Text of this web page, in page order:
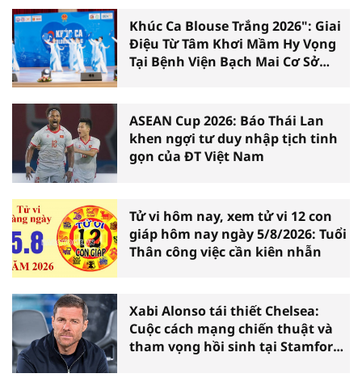
Khúc Ca Blouse Trắng 2026": Giai
Điệu Từ Tâm Khơi Mầm Hy Vọng
Tại Bệnh Viện Bạch Mai Cơ Sở
ASEAN Cup 2026: Báo Thái Lan
khen ngợi tư duy nhập tịch tinh
gọn của ĐT Việt Nam
Tử vi hôm nay, xem tử vi 12 con
giáp hôm nay ngày 5/8/2026: Tuổi
Thân công việc cần kiên nhẫn
Xabi Alonso tái thiết Chelsea:
Cuộc cách mạng chiến thuật và
tham vọng hồi sinh tại Stamford